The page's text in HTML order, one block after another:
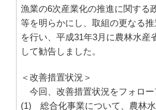
漁業の6次産業化の推進に関する
等を明らかにし、取組の更なる
を行い、平成31年3月に農林水産
して勧告しました。
＜改善措置状況＞
今回、改善措置状況をフォロー
(1) 総合化事業について、農林